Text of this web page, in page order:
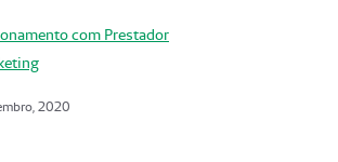
com Prestador
2020